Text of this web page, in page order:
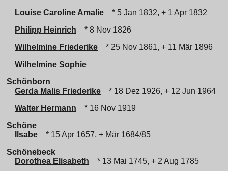
Louise Caroline Amalie
* 5 Jan 1832, + 1 Apr 1832
Philipp Heinrich
* 8 Nov 1826
Wilhelmine Friederike
* 25 Nov 1861, + 11 Mär 1896
Wilhelmine Sophie
Schönborn
Gerda Malis Friederike
* 18 Dez 1926, + 12 Jun 1964
Walter Hermann
* 16 Nov 1919
Schöne
Ilsabe
* 15 Apr 1657, + Mär 1684/85
Schönebeck
Dorothea Elisabeth
* 13 Mai 1745, + 2 Aug 1785